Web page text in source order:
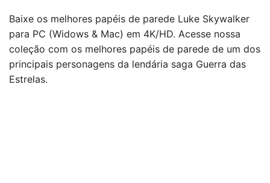
Baixe os melhores papéis de parede Luke Skywalker
para PC (Widows & Mac) em 4K/HD. Acesse nossa
coleção com os melhores papéis de parede de um dos
principais personagens da lendária saga Guerra das
Estrelas.